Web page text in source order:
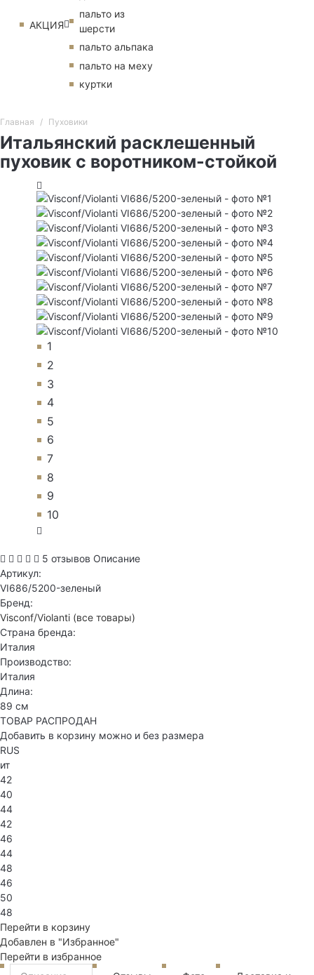
АКЦИЯ
пальто из
шерсти
пальто альпака
пальто на меху
куртки
Главная Пуховики
Итальянский расклешенный
пуховик с воротником-стойкой
1
2
3
4
5
6
7
8
9
10
5 отзывов Описание
Артикул:
VI686/5200-зеленый
Бренд:
Visconf/Violanti (все товары)
Страна бренда:
Италия
Производство:
Италия
Длина:
89 см
ТОВАР РАСПРОДАН
Добавить в корзину можно и без размера
RUS
ит
42
40
44
42
46
44
48
46
50
48
Перейти в корзину
Добавлен в "Избранное"
Перейти в избранное